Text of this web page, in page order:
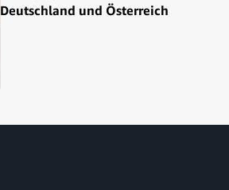
Deutschland und Österreich